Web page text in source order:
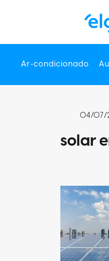
Ar-condicionado
04/07/
solar